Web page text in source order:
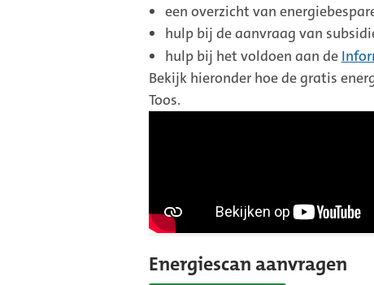
een overzicht van
hulp bij de aanvraag van
hulp bij het voldoen aan de
Bekijk hieronder hoe de gratis
Toos.
Energiescan aanvragen